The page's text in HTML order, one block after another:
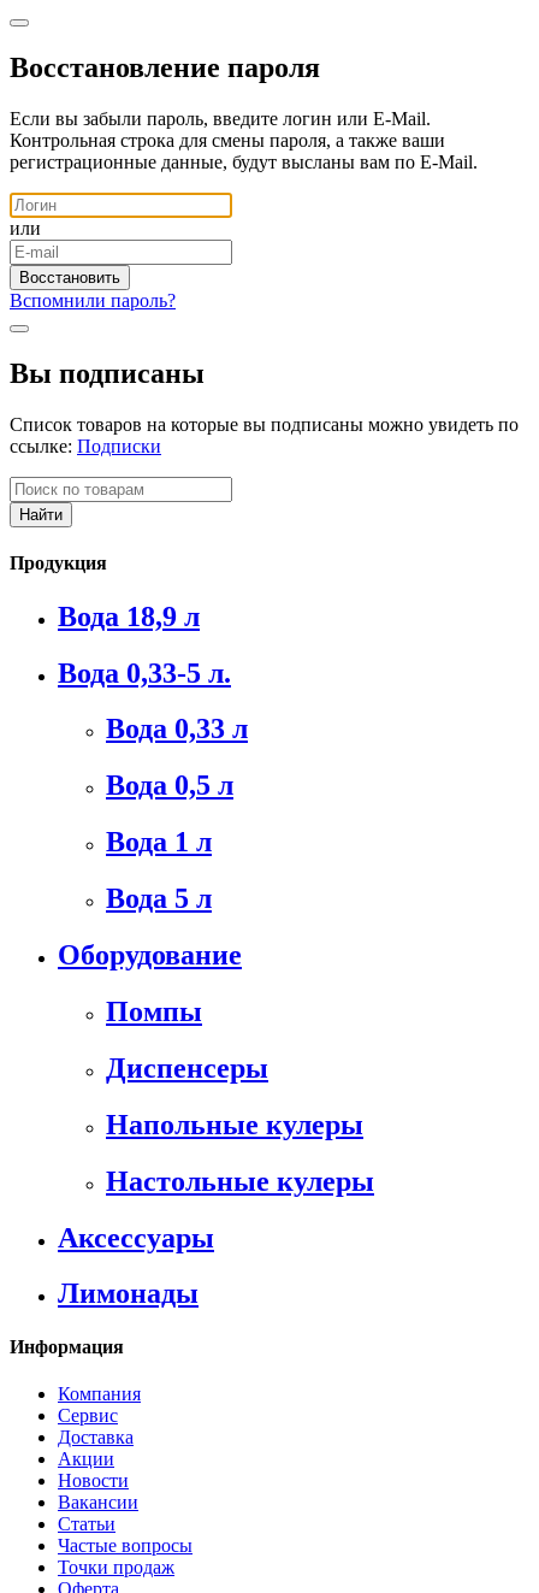
Восстановление пароля
Если вы забыли пароль, введите логин или E-Mail.
Контрольная строка для смены пароля, а также ваши
регистрационные данные, будут высланы вам по E-Mail.
или
Вспомнили пароль?
Вы подписаны
Список товаров на которые вы подписаны можно увидеть по
ссылке: Подписки
Продукция
Вода 18,9 л
Вода 0,33-5 л.
Вода 0,33 л
Вода 0,5 л
Вода 1 л
Вода 5 л
Оборудование
Помпы
Диспенсеры
Напольные кулеры
Настольные кулеры
Аксессуары
Лимонады
Информация
Компания
Сервис
Доставка
Акции
Новости
Вакансии
Статьи
Частые вопросы
Точки продаж
Оферта